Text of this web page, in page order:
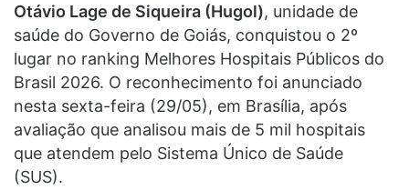
Otávio Lage de Siqueira (Hugol), unidade de
saúde do Governo de Goiás, conquistou o 2º
lugar no ranking Melhores Hospitais Públicos do
Brasil 2026. O reconhecimento foi anunciado
nesta sexta-feira (29/05), em Brasília, após
avaliação que analisou mais de 5 mil hospitais
que atendem pelo Sistema Único de Saúde
(SUS).